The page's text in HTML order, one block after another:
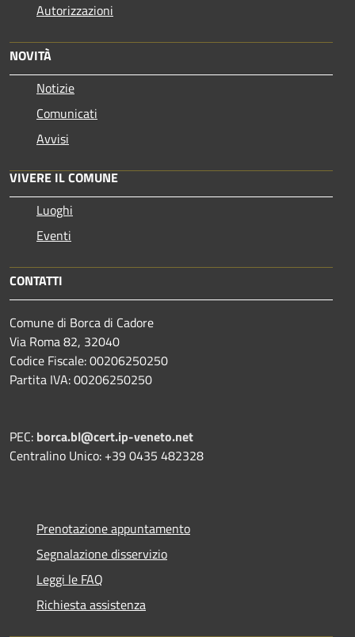
Autorizzazioni
NOVITÀ
Notizie
Comunicati
Avvisi
VIVERE IL COMUNE
Luoghi
Eventi
CONTATTI
Comune di Borca di Cadore
Via Roma 82, 32040
Codice Fiscale: 00206250250
Partita IVA: 00206250250
PEC: borca.bl@cert.ip-veneto.net
Centralino Unico: +39 0435 482328
Prenotazione appuntamento
Segnalazione disservizio
Leggi le FAQ
Richiesta assistenza